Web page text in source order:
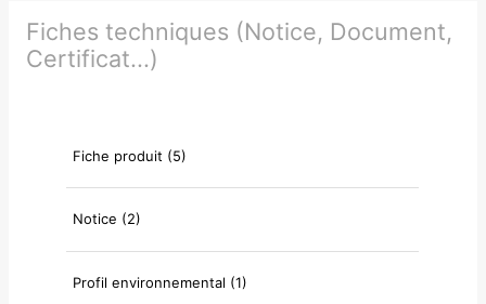
Fiches techniques (Notice, Document,
Certificat...)
Fiche produit (5)
Notice (2)
Profil environnemental (1)